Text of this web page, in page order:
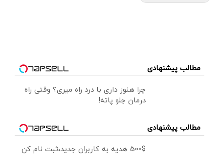
مطالب پیشنهادی
چرا هنوز داری با درد راه میری؟ وقتی راه
درمان جلو پاته!
مطالب پیشنهادی
500$ هدیه به کاربران جدید،ثبت نام کن